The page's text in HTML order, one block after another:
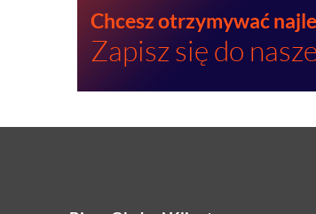
Chcesz otrzymywać
Zapisz się do